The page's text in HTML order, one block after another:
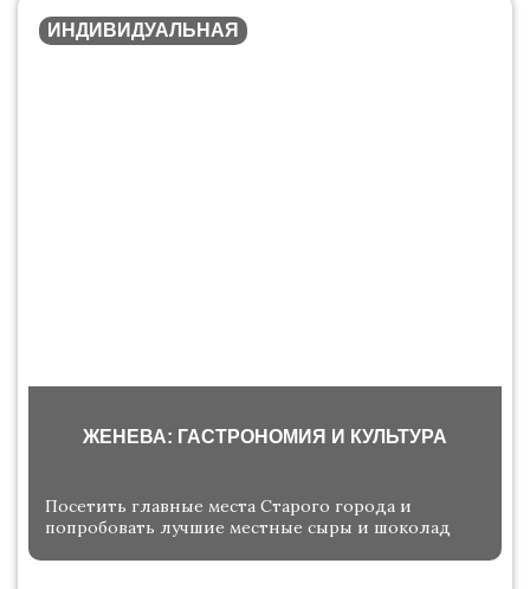
ИНДИВИДУАЛЬНАЯ
ЖЕНЕВА: ГАСТРОНОМИЯ И КУЛЬТУРА
Посетить главные места Старого города и
попробовать лучшие местные сыры и шоколад